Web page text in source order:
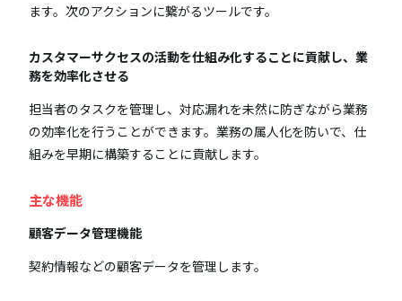
ます。次のアクションに繋がるツールです。
カスタマーサクセスの活動を仕組み化することに貢献し、業
務を効率化させる
担当者のタスクを管理し、対応漏れを未然に防ぎながら業務
の効率化を行うことができます。業務の属人化を防いで、仕
組みを早期に構築することに貢献します。
主な機能
顧客データ管理機能
契約情報などの顧客データを管理します。